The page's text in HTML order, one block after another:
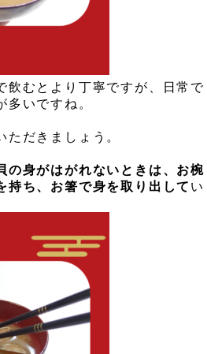
飲むとより丁寧ですが、日常で
多いですね。
ただきましょう。
の身がはがれないときは、お椀
持ち、お箸で身を取り出して い